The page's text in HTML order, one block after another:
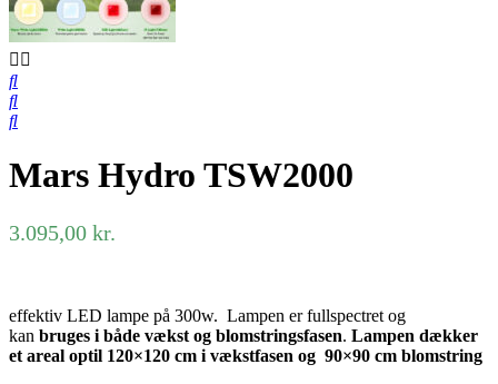
Mars Hydro TSW2000
3.095,00 kr.
effektiv LED lampe på 300w. Lampen er fullspectret og
kan bruges i både vækst og blomstringsfasen. Lampen dækker
et areal optil 120×120 cm i vækstfasen og 90×90 cm blomstring